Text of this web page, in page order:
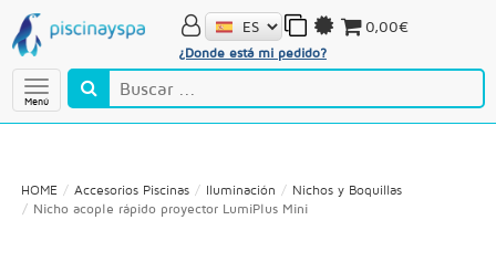
Menú
¿Donde está mi pedido?
0,00€
HOME Accesorios Piscinas Iluminación
Nichos y Boquillas
Nicho acople rápido proyector LumiPlus Mini